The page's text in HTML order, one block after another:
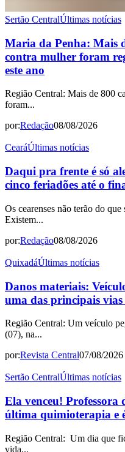
Sertão CentralÚltimas notícias
Maria da Penha: Mais
contra mulher foram
este ano
Região Central: Mais de 800
foram...
por:Redação08/08/2026
CearáÚltimas notícias
Daqui pra frente é só
cinco feriadões até o
Os cearenses não terão do
Existem...
por:Redação08/08/2026
QuixadáÚltimas notícias
Danos materiais:
uma das principais
Região Central: Um veículo
(07), na...
por:Revista Central07/08/2026
Sertão CentralÚltimas notícias
Ela venceu! Professora
última quimioterapia e
Região Central: Um dia que
vida...